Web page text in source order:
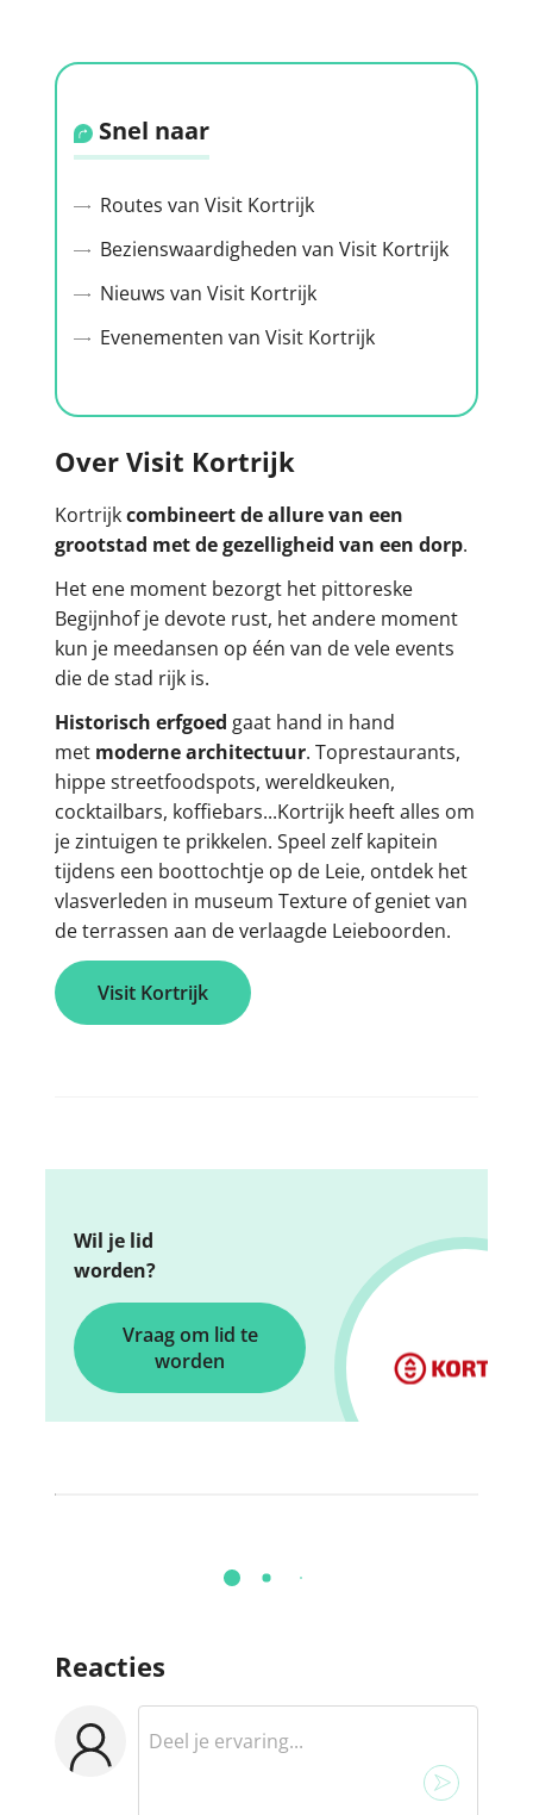
Snel naar
Routes van Visit Kortrijk
Bezienswaardigheden van Visit Kortrijk
Nieuws van Visit Kortrijk
Evenementen van Visit Kortrijk
Over Visit Kortrijk
Kortrijkcombineert de allure van een
grootstad met de gezelligheid van een dorp.
Het ene moment bezorgt het pittoreske
Begijnhof je devote rust, het andere moment
kun je meedansen op één van de vele events
die de stad rijk is.
Historisch erfgoed gaat hand in hand
met moderne architectuur. Toprestaurants,
hippe streetfoodspots, wereldkeuken,
cocktailbars, koffiebars...Kortrijk heeft alles om
je zintuigen te prikkelen. Speel zelf kapitein
tijdens een boottochtje op de Leie, ontdek het
vlasverleden in museum Texture of geniet van
de terrassen aan de verlaagde Leieboorden.
Visit Kortrijk
Wil je lid
worden?
Vraag om lid te
worden
Reacties